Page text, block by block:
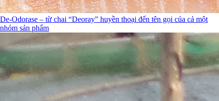
De-Odorase – từ chai “Deoray” huyền thoại đến tên gọi của cả một
nhóm sản phẩm